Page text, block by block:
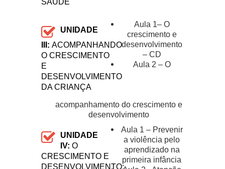
SAÚDE
UNIDADE
III: ACOMPANHANDO
O CRESCIMENTO
E
DESENVOLVIMENTO
DA CRIANÇA
Aula 1– O
crescimento e
desenvolvimento
– CD
Aula 2 – O
acompanhamento do crescimento e
desenvolvimento
UNIDADE
IV: O
CRESCIMENTO E
DESENVOLVIMENTO:
Aula 1 – Prevenir
a violência pelo
aprendizado na
primeira infância